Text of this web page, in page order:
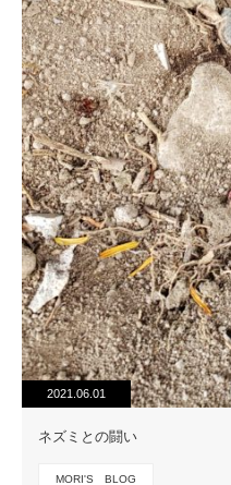
2021.06.01
ネズミとの闘い
MORI'S BLOG